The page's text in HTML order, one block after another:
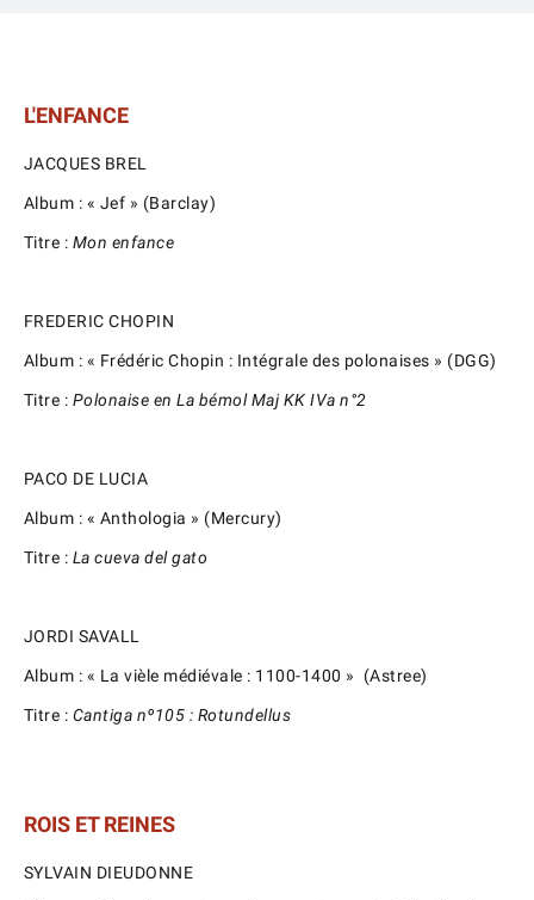
L'ENFANCE
JACQUES BREL
Album : « Jef » (Barclay)
Titre : Mon enfance
FREDERIC CHOPIN
Album : « Frédéric Chopin : Intégrale des polonaises » (DGG)
Titre : Polonaise en La bémol Maj KK IVa n°2
PACO DE LUCIA
Album : « Anthologia » (Mercury)
Titre : La cueva del gato
JORDI SAVALL
Album : « La vièle médiévale : 1100-1400 » (Astree)
Titre : Cantiga nº105 : Rotundellus
ROIS ET REINES
SYLVAIN DIEUDONNE